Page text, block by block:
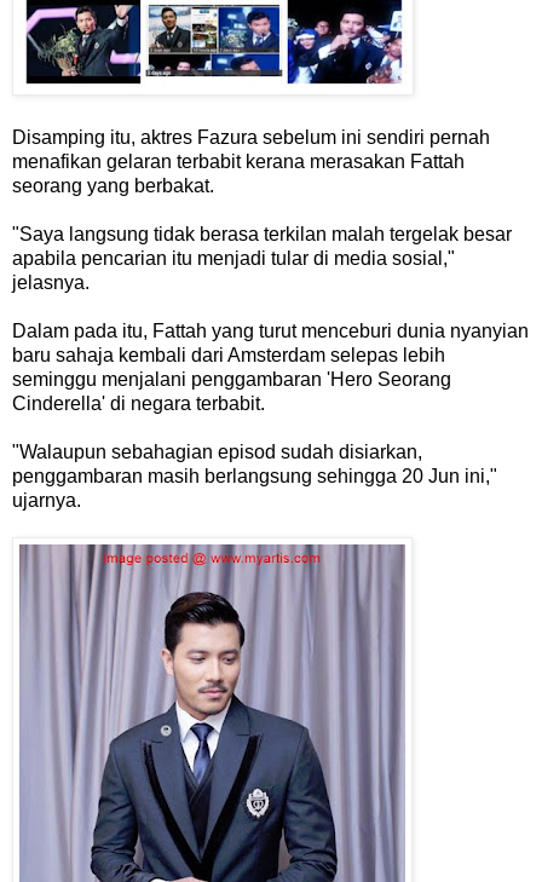
Disamping itu, aktres Fazura sebelum ini sendiri pernah
menafikan gelaran terbabit kerana merasakan Fattah
seorang yang berbakat.
"Saya langsung tidak berasa terkilan malah tergelak besar
apabila pencarian itu menjadi tular di media sosial,"
jelasnya.
Dalam pada itu, Fattah yang turut menceburi dunia nyanyian
baru sahaja kembali dari Amsterdam selepas lebih
seminggu menjalani penggambaran 'Hero Seorang
Cinderella' di negara terbabit.
"Walaupun sebahagian episod sudah disiarkan,
penggambaran masih berlangsung sehingga 20 Jun ini,"
ujarnya.